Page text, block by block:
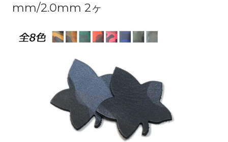
mm/2.0mm 2ヶ